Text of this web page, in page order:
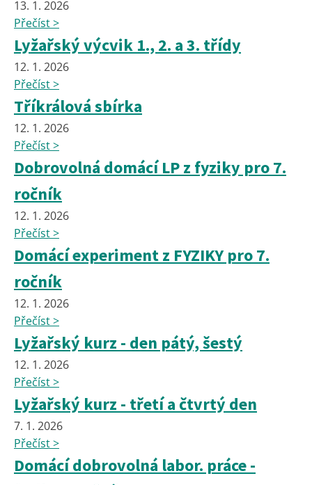
13. 1. 2026
Přečíst >
Lyžařský výcvik 1., 2. a 3. třídy
12. 1. 2026
Přečíst >
Tříkrálová sbírka
12. 1. 2026
Přečíst >
Dobrovolná domácí LP z fyziky pro 7.
ročník
12. 1. 2026
Přečíst >
Domácí experiment z FYZIKY pro 7.
ročník
12. 1. 2026
Přečíst >
Lyžařský kurz - den pátý, šestý
12. 1. 2026
Přečíst >
Lyžařský kurz - třetí a čtvrtý den
7. 1. 2026
Přečíst >
Domácí dobrovolná labor. práce -